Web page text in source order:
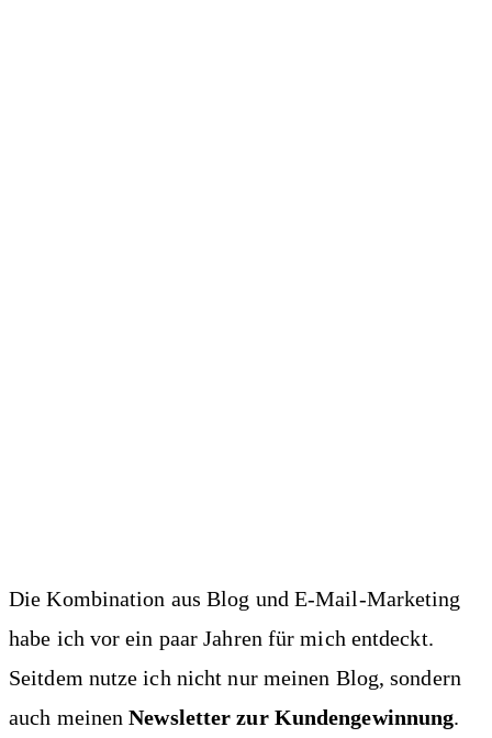
Die Kombination aus Blog und E-Mail-Marketing
habe ich vor ein paar Jahren für mich entdeckt.
Seitdem nutze ich nicht nur meinen Blog, sondern
auch meinenNewsletter zur Kundengewinnung.